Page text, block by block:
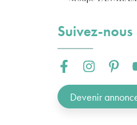
Suivez-nous
Facebook :Instagram :
Devenir